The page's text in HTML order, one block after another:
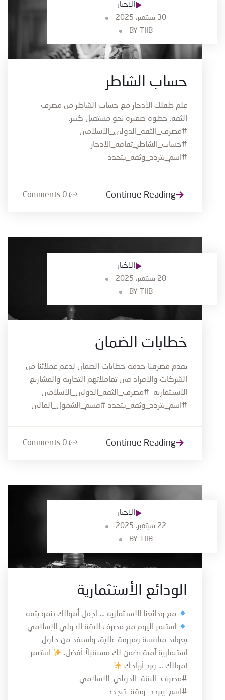
الاخبار
30 سبتمبر، 2025
BY
TIIB
حساب الشاطر
علم طفلك الأدخار مع حساب الشاطر من مصرف
الثقة. خطوة صغيرة نحو مستقبل كبير.
#مصرف_الثقة_الدولي_الاسلامي
#حساب_الشاطر_ثقافة_الادخار
#اسم_يتردد_وثقة_تتجدد
Continue Reading
0 Comments
الاخبار
28 سبتمبر، 2025
BY
TIIB
خطابات الضمان
يقدم مصرفنا خدمة خطابات الضمان لدعم عملائنا من
الشركات والافراد في تعاملاتهم التجارية والمشاريع
الاستثمارية #مصرف_الثقة_الدولي_الاسلامي
#اسم_يتردد_وثقة_تتجدد #قسم_الشمول_المالي
Continue Reading
0 Comments
الاخبار
22 سبتمبر، 2025
BY TIIB
الودائع الأستثمارية
مع ودائعنا الاستثمارية … اجعل أموالك تنمو بثقة
استثمر اليوم مع مصرف الثقة الدولي الإسلامي
بعوائد منافسة ومرونة عالية، واستفد من حلول
استثمارية آمنة تضمن لك مستقبلاً أفضل.
استثمر
أموالك … وزد أرباحك
#مصرف_الثقة_الدولي_الاسلامي
#اسم_يتردد_وثقة_تتجدد